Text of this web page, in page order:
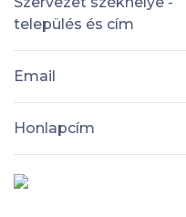
település és cím
Email
Honlapcím